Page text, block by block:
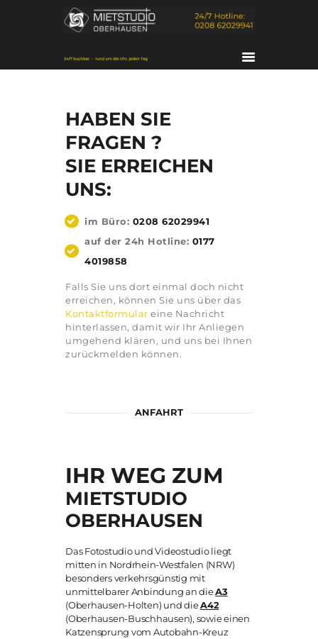
HOME
SERVICES
KONTAKT
PORTFOLIO
ÜBER UNS
HABEN SIE
FRAGEN ?
SIE ERREICHEN
UNS:
im Büro: 0208 62029941
auf der 24h Hotline: 0177
4019858
Falls Sie uns dort einmal doch nicht
erreichen, können Sie uns über das
Kontaktformular eine Nachricht
hinterlassen, damit wir Ihr Anliegen
umgehend klären, und uns bei Ihnen
zurückmelden können.
ANFAHRT
IHR WEG ZUM
MIETSTUDIO
OBERHAUSEN
Das Fotostudio und Videostudio liegt
mitten in Nordrhein-Westfalen (NRW)
besonders verkehrsgünstig mit
unmittelbarer Anbindung an dieA3
(Oberhausen-Holten) und dieA42
(Oberhausen-Buschhausen), sowie einen
Katzensprung vom Autobahn-Kreuz